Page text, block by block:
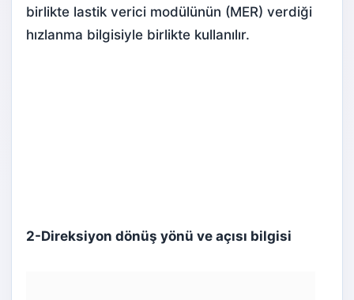
birlikte lastik verici modülünün (MER) verdiği
hızlanma bilgisiyle birlikte kullanılır.
2-Direksiyon dönüş yönü ve açısı bilgisi